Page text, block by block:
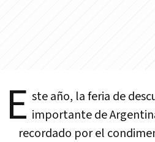
E ste año, la feria de
importante de
recordado por el